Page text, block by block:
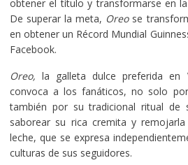
obtener el título y transformarse en la
De superar la meta, Oreose
en obtener un Récord Mundial
Facebook.
Oreo, la galleta dulce preferida
convoca a los fanáticos, no solo
también por su tradicional ritual de
saborear su rica cremita y
leche, que se expresa
culturas de sus seguidores.